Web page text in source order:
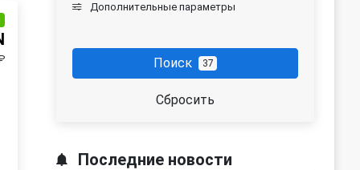
Дополнительные параметры
Поиск 37
Сбросить
Последние новости